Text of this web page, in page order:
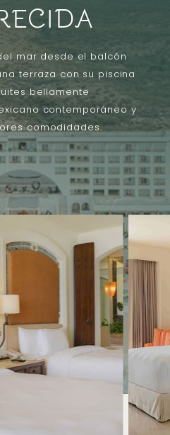
mar desde el balcón
terraza con su piscina
bellamente
contemporáneo y
comodidades.